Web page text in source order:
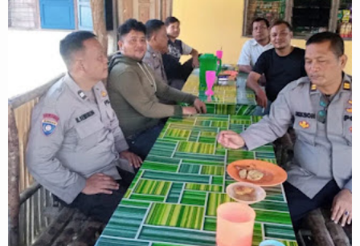
ACEH
EDUKASI
ADVETORIAL
REDAKSI